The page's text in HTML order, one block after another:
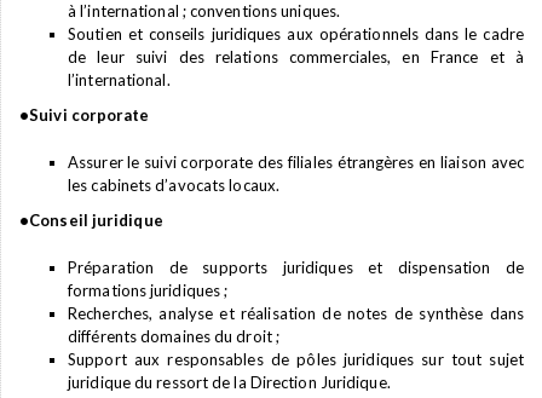
à l’international ; conventions uniques.
Soutien et conseils juridiques aux opérationnels dans le cadre
de leur suivi des relations commerciales, en France et à
l’international.
•Suivi corporate
Assurer le suivi corporate des filiales étrangères en liaison avec
les cabinets d’avocats locaux.
•Conseil juridique
Préparation de supports juridiques et dispensation de
formations juridiques ;
Recherches, analyse et réalisation de notes de synthèse dans
différents domaines du droit ;
Support aux responsables de pôles juridiques sur tout sujet
juridique du ressort de la Direction Juridique.